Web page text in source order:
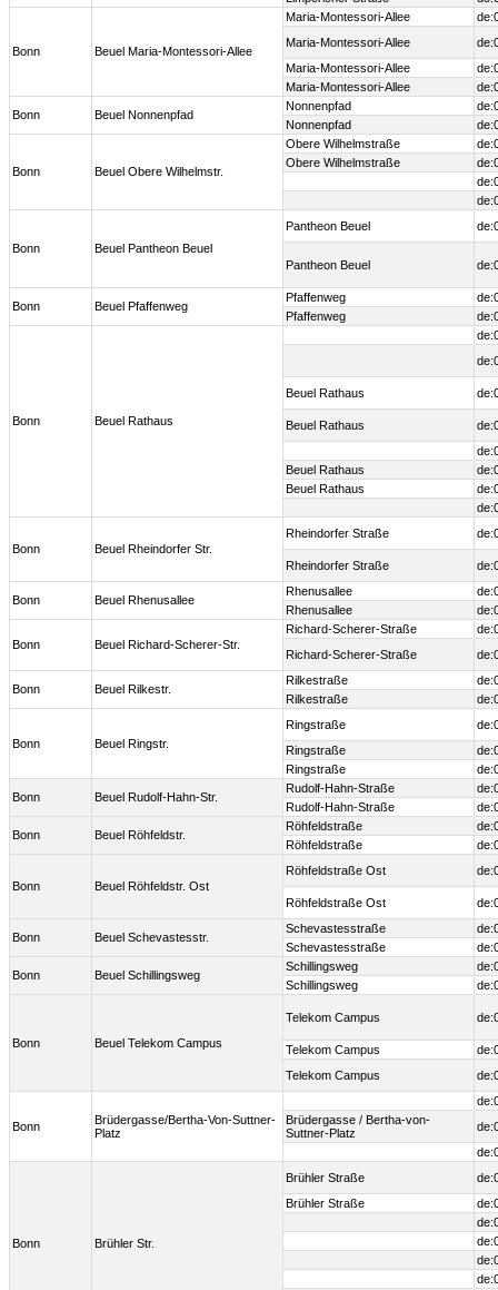
Bonn Beuel Maria-Montessori-Allee
Maria-Montessori-Allee
Maria-Montessori-Allee
Maria-Montessori-Allee
Maria-Montessori-Allee
Bonn Beuel Nonnenpfad
Nonnenpfad
Nonnenpfad
Bonn Beuel Obere Wilhelmstr.
Obere Wilhelmstraße
Obere Wilhelmstraße
Bonn Beuel Pantheon Beuel
Pantheon Beuel
Pantheon Beuel
Bonn Beuel Pfaffenweg
Pfaffenweg
Pfaffenweg
Bonn Beuel Rathaus
Beuel Rathaus
Beuel Rathaus
Beuel Rathaus
Beuel Rathaus
Bonn Beuel Rheindorfer Str.
Rheindorfer Straße
Rheindorfer Straße
Bonn Beuel Rhenusallee
Rhenusallee
Rhenusallee
Bonn Beuel Richard-Scherer-Str.
Richard-Scherer-Straße
Richard-Scherer-Straße
Bonn Beuel Rilkestr.
Rilkestraße
Rilkestraße
Bonn Beuel Ringstr.
Ringstraße
Ringstraße
Ringstraße
Bonn Beuel Rudolf-Hahn-Str.
Rudolf-Hahn-Straße
Rudolf-Hahn-Straße
Bonn Beuel Röhfeldstr.
Röhfeldstraße
Röhfeldstraße
Bonn Beuel Röhfeldstr. Ost
Röhfeldstraße Ost
Röhfeldstraße Ost
Bonn Beuel Schevastesstr.
Schevastesstraße
Schevastesstraße
Bonn Beuel Schillingsweg
Schillingsweg
Schillingsweg
Bonn Beuel Telekom Campus
Telekom Campus
Telekom Campus
Telekom Campus
Bonn
Brüdergasse/Bertha-Von-Suttner-
Platz
Brüdergasse / Bertha-von-
Suttner-Platz
Bonn Brühler Str.
Brühler Straße
Brühler Straße